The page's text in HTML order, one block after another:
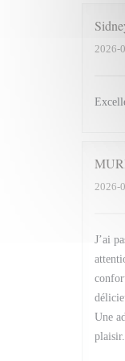
2026-
2026-
J’ai
Une